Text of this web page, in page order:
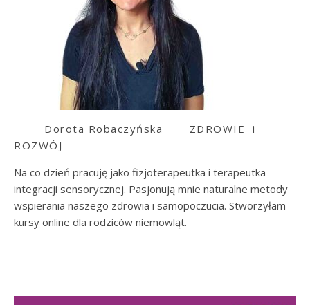
Dorota Robaczyńska ZDROWIE i
ROZWÓJ
Na co dzień pracuję jako fizjoterapeutka i terapeutka
integracji sensorycznej. Pasjonują mnie naturalne metody
wspierania naszego zdrowia i samopoczucia. Stworzyłam
kursy online dla rodziców niemowląt.